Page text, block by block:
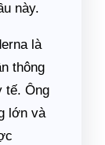
này.
là
thông
tế. Ông
lớn và